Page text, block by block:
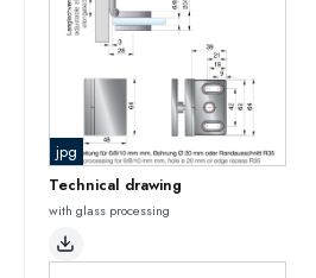
jpg
Technical drawing
with glass processing